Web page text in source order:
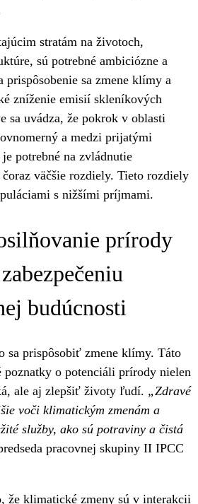
stratám na životoch,
sú potrebné ambiciózne a
prispôsobenie sa zmene klímy a
zníženie emisií skleníkových
sa uvádza, že pokrok v oblasti
a medzi prijatými
potrebné na zvládnutie
väčšie rozdiely. Tieto rozdiely
s nižšími príjmami.
prírody
budúcnosti
sa prispôsobiť zmene klímy. Táto
poznatky o potenciáli prírody nielen
ale aj zlepšiť životy ľudí. „Zdravé
voči klimatickým zmenám a
služby, ako sú potraviny a čistá
pracovnej skupiny II IPCC
že klimatické zmeny sú v interakcii